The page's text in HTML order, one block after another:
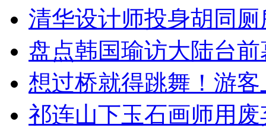
清华设计师投身胡同
盘点韩国瑜访大陆台
想过桥就得跳舞！游客
祁连山下玉石画师用